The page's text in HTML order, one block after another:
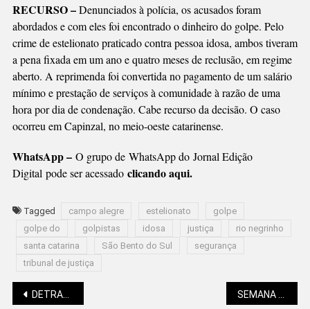
RECURSO –Denunciados à polícia, os acusados foram
abordados e com eles foi encontrado o dinheiro do golpe. Pelo
crime de estelionato praticado contra pessoa idosa, ambos tiveram
a pena fixada em um ano e quatro meses de reclusão, em regime
aberto. A reprimenda foi convertida no pagamento de um salário
mínimo e prestação de serviços à comunidade à razão de uma
hora por dia de condenação. Cabe recurso da decisão. O caso
ocorreu em Capinzal, no meio-oeste catarinense.
WhatsApp – O grupo de WhatsApp do Jornal Edição
Digital pode ser acessado clicando aqui.
Tagged campo alegre estelionato
golpe
golpe do
golpistas idosa justiça
rio negrinho
santa catarina
São Bento do Sul
segurança
tribunal de justiça
DETRAN COM ATENDIMENTO SEM AGENDAMENTO